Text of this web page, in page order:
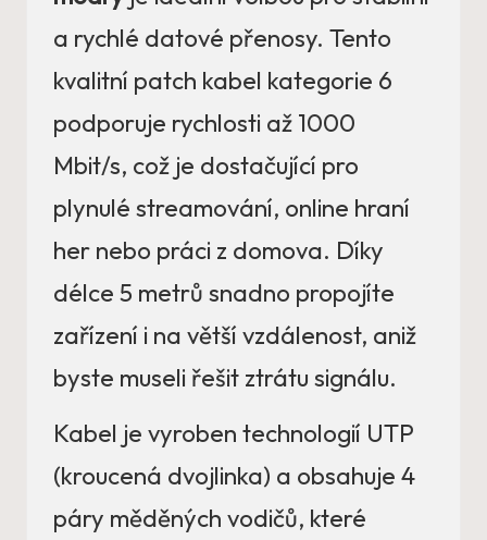
a rychlé datové přenosy. Tento
kvalitní patch kabel kategorie 6
podporuje rychlosti až 1000
Mbit/s, což je dostačující pro
plynulé streamování, online hraní
her nebo práci z domova. Díky
délce 5 metrů snadno propojíte
zařízení i na větší vzdálenost, aniž
byste museli řešit ztrátu signálu.
Kabel je vyroben technologií UTP
(kroucená dvojlinka) a obsahuje 4
páry měděných vodičů, které